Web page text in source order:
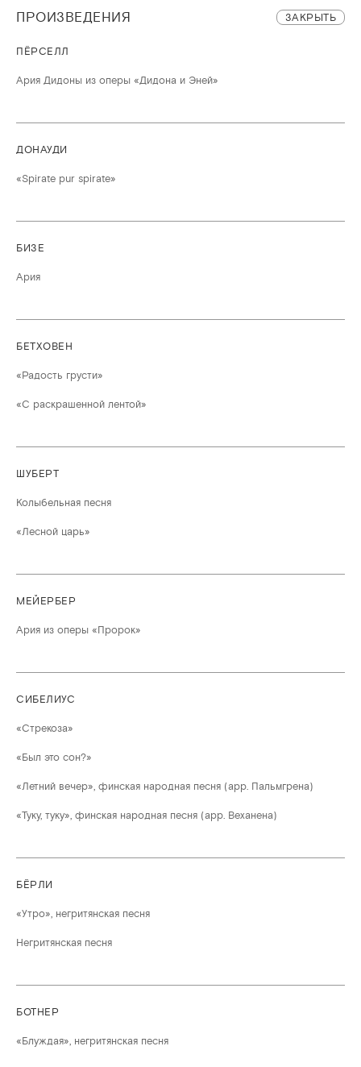
ПРОИЗВЕДЕНИЯ ЗАКРЫТЬ
ПЁРСЕЛЛ
Ария Дидоны из оперы «Дидона и Эней»
ДОНАУДИ
«Spirate pur spirate»
БИЗЕ
Ария
БЕТХОВЕН
«Радость грусти»
«С раскрашенной лентой»
ШУБЕРТ
Колыбельная песня
«Лесной царь»
МЕЙЕРБЕР
Ария из оперы «Пророк»
СИБЕЛИУС
«Стрекоза»
«Был это сон?»
«Летний вечер», финская народная песня (арр. Пальмгрена)
«Туку, туку», финская народная песня (арр. Веханена)
БЁРЛИ
«Утро», негритянская песня
Негритянская песня
БОТНЕР
«Блуждая», негритянская песня